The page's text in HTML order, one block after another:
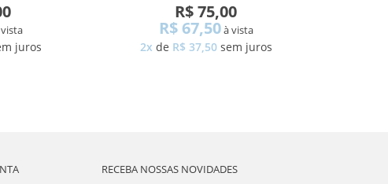
juros
R$ 75,00
R$ 67,50à vista
2x de R$ 37,50 sem juros
RECEBA NOSSAS NOVIDADES